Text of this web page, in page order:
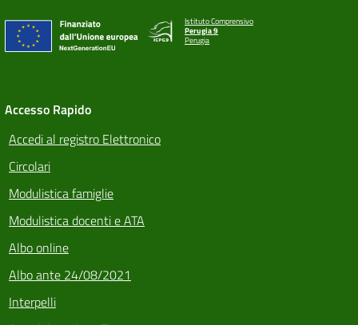
Istituto Comprensivo
Perugia 9
Perugia
Accesso Rapido
Accedi al registro Elettronico
Circolari
Modulistica famiglie
Modulistica docenti e ATA
Albo online
Albo ante 24/08/2021
Interpelli